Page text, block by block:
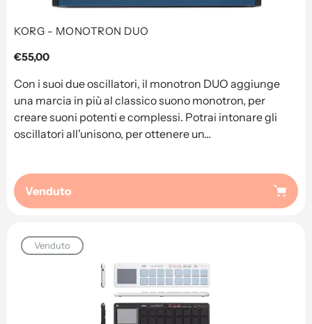
KORG - MONOTRON DUO
Prezzo
€55,00
Con i suoi due oscillatori, il monotron DUO aggiunge
una marcia in più al classico suono monotron, per
creare suoni potenti e complessi. Potrai intonare gli
oscillatori all'unisono, per ottenere un...
Venduto
Venduto